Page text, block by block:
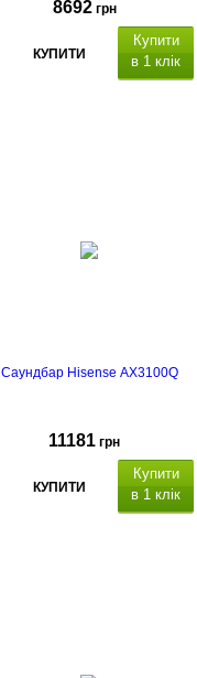
8692 грн
КУПИТИ
Купити
в 1 клік
Саундбар Hisense AX3100Q
11181 грн
КУПИТИ
Купити
в 1 клік